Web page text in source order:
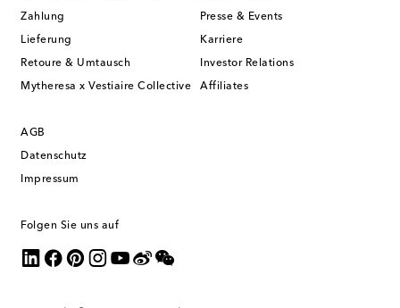
Zahlung
Lieferung
Retoure & Umtausch
Mytheresa x Vestiaire Collective
Presse & Events
Karriere
Investor Relations
Affiliates
AGB
Datenschutz
Impressum
Folgen Sie uns auf